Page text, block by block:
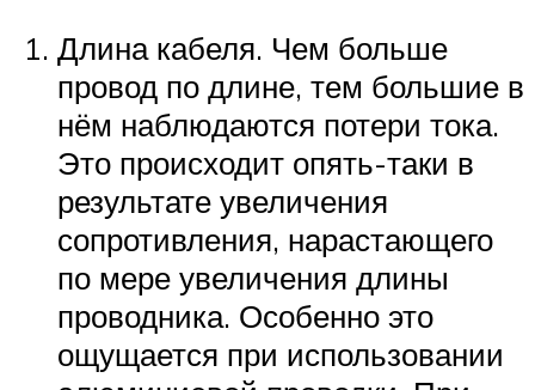
Длина кабеля. Чем больше
провод по длине, тем большие в
нём наблюдаются потери тока.
Это происходит опять-таки в
результате увеличения
сопротивления, нарастающего
по мере увеличения длины
проводника. Особенно это
ощущается при использовании